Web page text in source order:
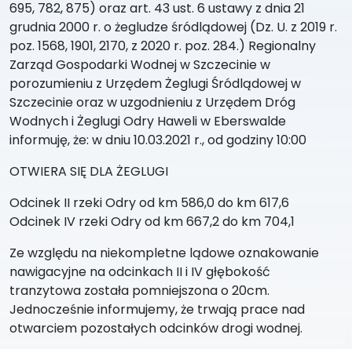
695, 782, 875) oraz art. 43 ust. 6 ustawy z dnia 21
grudnia 2000 r. o żegludze śródlądowej (Dz. U. z 2019 r.
poz. 1568, 1901, 2170, z 2020 r. poz. 284.) Regionalny
Zarząd Gospodarki Wodnej w Szczecinie w
porozumieniu z Urzędem Żeglugi Śródlądowej w
Szczecinie oraz w uzgodnieniu z Urzędem Dróg
Wodnych i Żeglugi Odry Haweli w Eberswalde
informuję, że: w dniu 10.03.2021 r., od godziny 10:00
OTWIERA SIĘ DLA ŻEGLUGI
Odcinek II rzeki Odry od km 586,0 do km 617,6
Odcinek IV rzeki Odry od km 667,2 do km 704,1
Ze względu na niekompletne lądowe oznakowanie
nawigacyjne na odcinkach II i IV głębokość
tranzytowa została pomniejszona o 20cm.
Jednocześnie informujemy, że trwają prace nad
otwarciem pozostałych odcinków drogi wodnej.